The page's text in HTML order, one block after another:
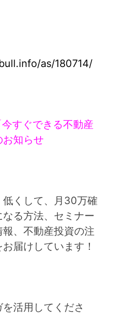
as/180714/
すぐできる不動産
お知らせ
低くして、月30万確
る方法、セミナー
、不動産投資の注
届けしています！
活用してくださ